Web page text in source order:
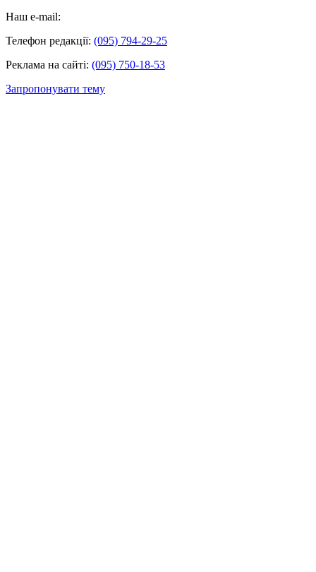
Наш e-mail:
Телефон редакції: (095) 794-29-25
Реклама на сайті: (095) 750-18-53
Запропонувати тему